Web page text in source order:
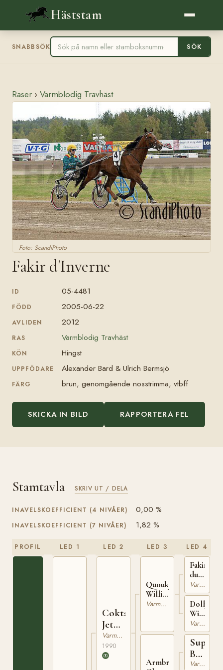
Häststam
SNABBSÖK SÖK
Raser › Varmblodig Travhäst
Foto: ScandiPhoto
Fakir d'Inverne
ID 05-4481
FÖDD 2005-06-22
AVLIDEN 2012
RAS Varmblodig Travhäst
KÖN Hingst
UPPFÖDARE Alexander Bard & Ulrich Bermsjö
FÄRG brun, genomgående nosstrimma, vtbff
SKICKA IN BILD RAPPORTERA FEL
Stamtavla SKRIV UT / DELA
INAVELSKOEFFICIENT (4 NIVÅER) 0,00 %
INAVELSKOEFFICIENT (7 NIVÅER) 1,82 %
PROFIL LED 1 LED 2
Coktail
Jet
(FR)Varmblodig Travhäst
1990
LED 3
Quouky
Williams
(FR)Varmblodig Travhäst
Armbro
LED 4
Fakir
du
Vivier
(FR)
Varmblodig Travhäst
Dolly
Williams
(FR)
Varmblodig Travhäst
Super
Bowl
(US)
Varmblodig Travhäst